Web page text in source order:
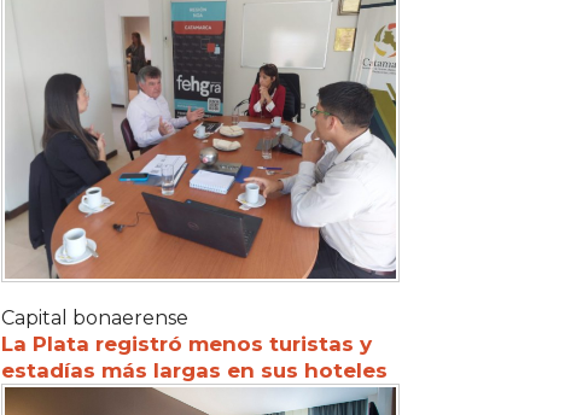
Capital bonaerense
La Plata registró menos turistas y
estadías más largas en sus hoteles